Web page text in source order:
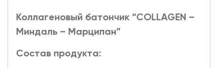
Коллагеновый батончик “COLLAGEN –
Миндаль – Марципан”
Состав продукта: